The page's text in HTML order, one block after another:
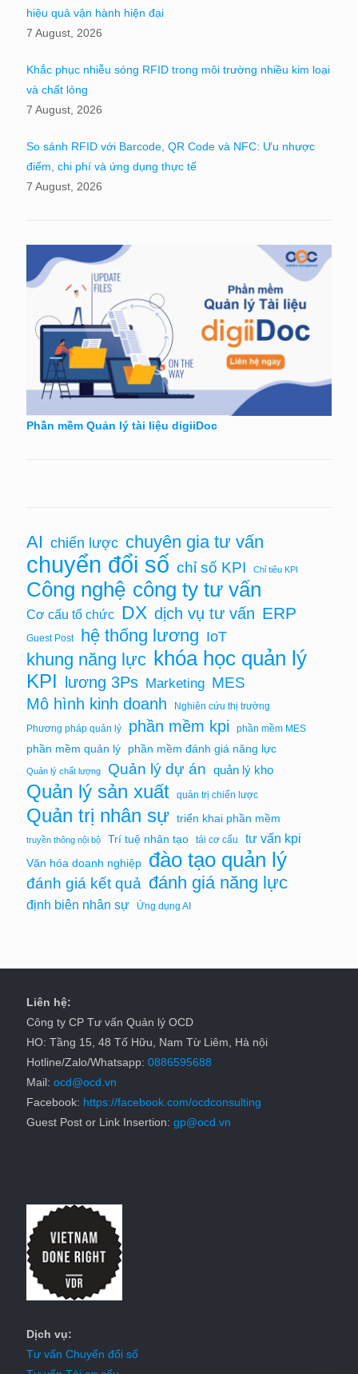
hiệu quả vận hành hiện đại
7 August, 2026
Khắc phục nhiễu sóng RFID trong môi trường nhiều kim loại
và chất lỏng
7 August, 2026
So sánh RFID với Barcode, QR Code và NFC: Ưu nhược
điểm, chi phí và ứng dụng thực tế
7 August, 2026
Phần mềm Quản lý tài liệu digiiDoc
AI chiến lược chuyên gia tư vấn
chuyển đổi số chỉ số KPI Chỉ tiêu KPI
Công nghệ công ty tư vấn
Cơ cấu tổ chức DX dịch vụ tư vấn ERP
Guest Post hệ thống lương IoT
khung năng lực khóa học quản lý
KPI lương 3Ps Marketing MES
Mô hình kinh doanh
Nghiên cứu thị trường
Phương pháp quản lý
phần mềm kpi phần mềm MES
phần mềm quản lý phần mềm đánh giá năng lực
Quản lý chất lượng Quản lý dự án quản lý kho
Quản lý sản xuất quản trị chiến lược
Quản trị nhân sự triển khai phần mềm
truyền thông nội bộ Trí tuệ nhân tạo tái cơ cấu tư vấn kpi
Văn hóa doanh nghiệp đào tạo quản lý
đánh giá kết quả đánh giá năng lực
định biên nhân sự Ứng dụng AI
Liên hệ:
Công ty CP Tư vấn Quản lý OCD
HO: Tầng 15, 48 Tố Hữu, Nam Từ Liêm, Hà nội
Hotline/Zalo/Whatsapp: 0886595688
Mail: ocd@ocd.vn
Facebook: https://facebook.com/ocdconsulting
Guest Post or Link Insertion: gp@ocd.vn
Dịch vụ:
Tư vấn Chuyển đổi số